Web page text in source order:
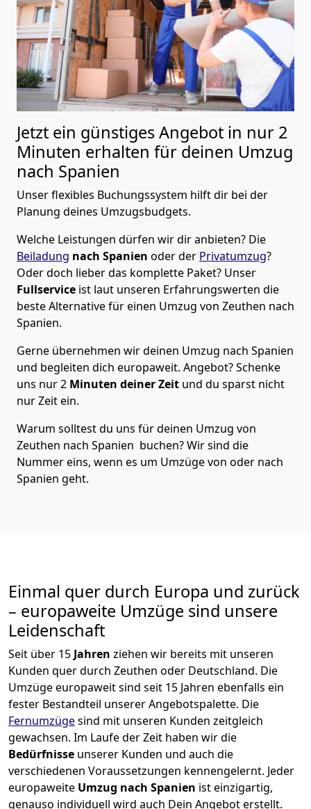
Jetzt ein günstiges Angebot in nur 2
Minuten erhalten für deinen Umzug
nach Spanien
Unser flexibles Buchungssystem hilft dir bei der
Planung deines Umzugsbudgets.
Welche Leistungen dürfen wir dir anbieten? Die
Beiladung nach Spanien oder der Privatumzug?
Oder doch lieber das komplette Paket? Unser
Fullservice ist laut unseren Erfahrungswerten die
beste Alternative für einen Umzug von Zeuthen nach
Spanien.
Gerne übernehmen wir deinen Umzug nach Spanien
und begleiten dich europaweit. Angebot? Schenke
uns nur2 Minuten deiner Zeit und du sparst nicht
nur Zeit ein.
Warum solltest du uns für deinen Umzug von
Zeuthen nach Spanien buchen? Wir sind die
Nummer eins, wenn es um Umzüge von oder nach
Spanien geht.
Einmal quer durch Europa und zurück
– europaweite Umzüge sind unsere
Leidenschaft
Seit über 15 Jahren ziehen wir bereits mit unseren
Kunden quer durch Zeuthen oder Deutschland. Die
Umzüge europaweit sind seit 15 Jahren ebenfalls ein
fester Bestandteil unserer Angebotspalette. Die
Fernumzügesind mit unseren Kunden zeitgleich
gewachsen. Im Laufe der Zeit haben wir die
Bedürfnisse unserer Kunden und auch die
verschiedenen Voraussetzungen kennengelernt. Jeder
europaweite Umzug nach Spanien ist einzigartig,
genauso individuell wird auch Dein Angebot erstellt.